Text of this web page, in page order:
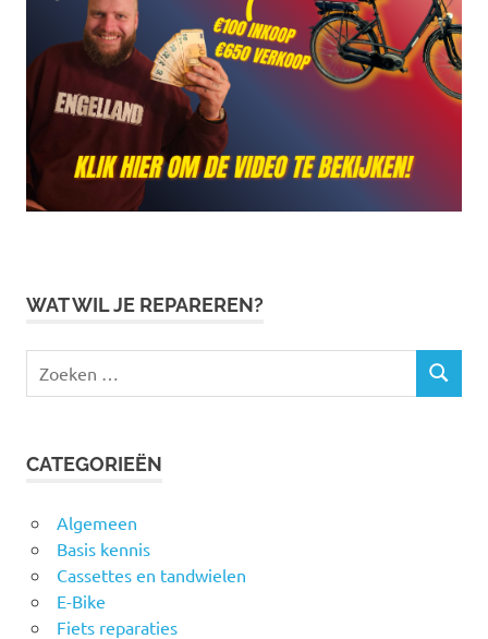
WAT WIL JE REPAREREN?
naar:
ZOEKEN
CATEGORIEËN
Algemeen
Basis kennis
Cassettes en tandwielen
E-Bike
Fiets reparaties